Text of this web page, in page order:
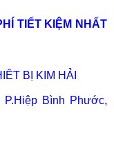
TIẾT KIỆM NHẤT
BỊ KIM HẢI
Bình Phước,